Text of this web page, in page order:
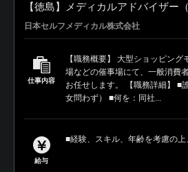
【徳島】メディカルアドバイザー
日本セルフメディカル株式会社
仕事内容
【職務概要】 大型ショッピン
場などの催事場にて、一般消費
お任せします。 【職務詳細】 ■
女問わず） ■何を：同社...
給与
■経験、スキル、年齢を考慮の